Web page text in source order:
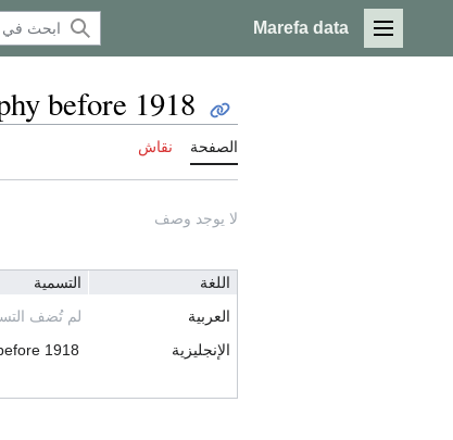
القائمة الرئيسية
Marefa data
before 1918
الصفحة نقاش
لا يوجد وصف
اللغة التسمية
العربية
لم تُضف
الإنجليزية
1918